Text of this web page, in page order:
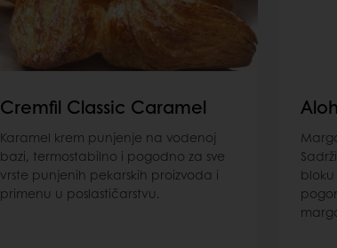
Cremfil Classic Caramel
Karamel krem punjenje na vodenoj
bazi, termostabilno i pogodno za sve
vrste punjenih pekarskih proizvoda i
primenu u poslastičarstvu.